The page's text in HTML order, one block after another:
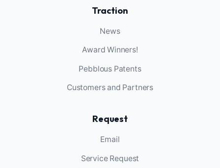
Traction
News
Award Winners!
Pebblous Patents
Customers and Partners
Request
Email
Service Request